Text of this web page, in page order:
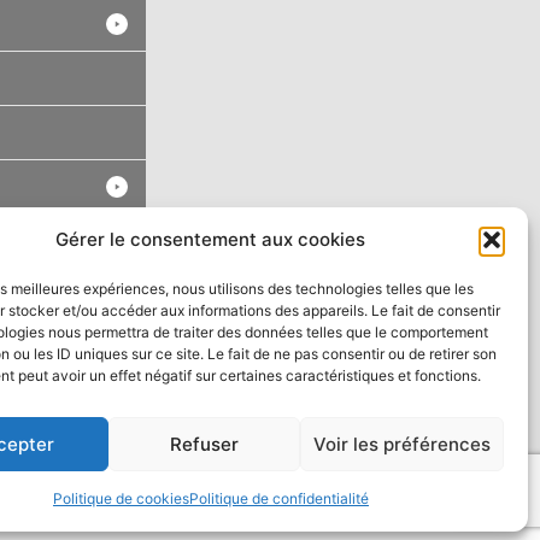
Gérer le consentement aux cookies
meilleures expériences, nous utilisons des technologies telles que les
stocker et/ou accéder aux informations des appareils. Le fait de consentir
nous permettra de traiter des données telles que le comportement
ou les ID uniques sur ce site. Le fait de ne pas consentir ou de retirer son
peut avoir un effet négatif sur certaines caractéristiques et fonctions.
Refuser Voir les préférences
Politique de cookiesPolitique de confidentialité